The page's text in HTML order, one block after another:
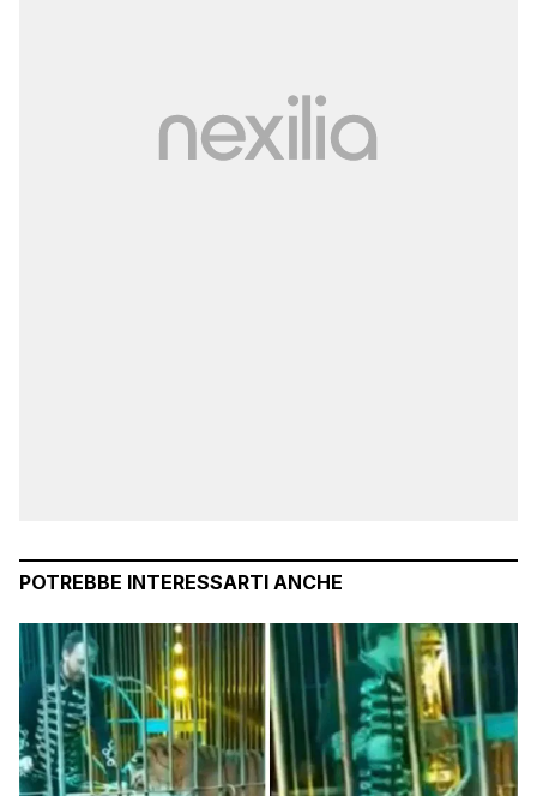
POTREBBE INTERESSARTI ANCHE